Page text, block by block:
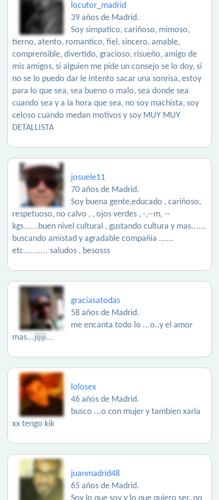
locutor_madrid
39 años de Madrid.
Soy simpatico, cariñoso, mimoso,
tierno, atento, romantico, fiel, sincero, amable,
comprensible, divertido, gracioso, risueño, amigo de
mis amigos, si alguien me pide un consejo se lo doy, si
no se lo puedo dar le intento sacar una sonrisa, estoy
para lo que sea, sea bueno o malo, sea donde sea
cuando sea y a la hora que sea, no soy machista, soy
celoso cuando medan motivos y soy MUY MUY
DETALLISTA
josuele11
70 años de Madrid.
Soy buena gente,educado , cariñoso,
respetuoso, no calvo , , ojos verdes , -,--m, --
kgs......buen nivel cultural , gustando cultura y mas......
buscando amistad y agradable compañia ......
etc.......... saludos , besosss
graciasatodas
58 años de Madrid.
me encanta todo lo ...o..y el amor
mas...jijiji...
lolosex
46 años de Madrid.
busco ...o con mujer y tambien xarla
xx tengo kik
juanmadrid48
65 años de Madrid.